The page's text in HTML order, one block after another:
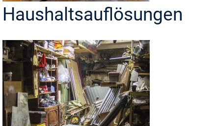
Haushaltsauflösungen